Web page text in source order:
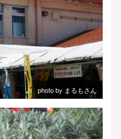
photo by まるもさん